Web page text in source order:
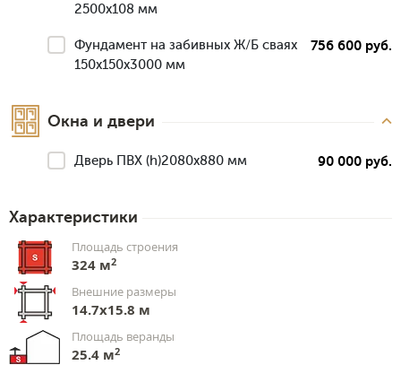
2500х108 мм
Фундамент на забивных Ж/Б сваях
150x150x3000 мм
756 600 руб.
Окна и двери
Дверь ПВХ (h)2080х880 мм 90 000 руб.
Характеристики
Площадь строения
324 м2
Внешние размеры
14.7х15.8 м
Площадь веранды
25.4 м2